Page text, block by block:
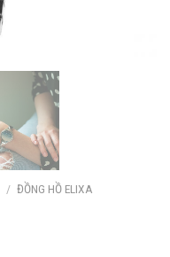
/ ĐỒNG HỒ ELIXA